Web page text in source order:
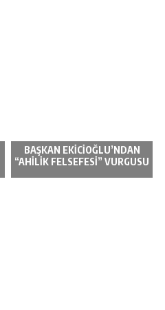
BAŞKAN EKİCİOĞLU’NDAN
“AHİLİK FELSEFESİ” VURGUSU